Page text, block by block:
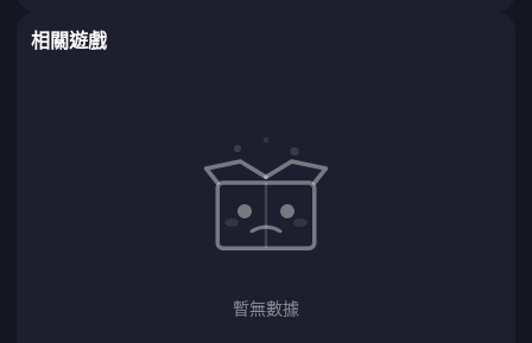
相關遊戲
暫無數據